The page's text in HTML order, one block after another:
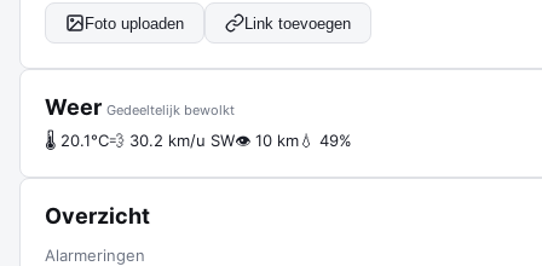
Foto uploaden Link toevoegen
Weer Gedeeltelijk bewolkt
🌡 20.1°C💨 30.2 km/u SW👁 10 km💧 49%
Overzicht
Alarmeringen